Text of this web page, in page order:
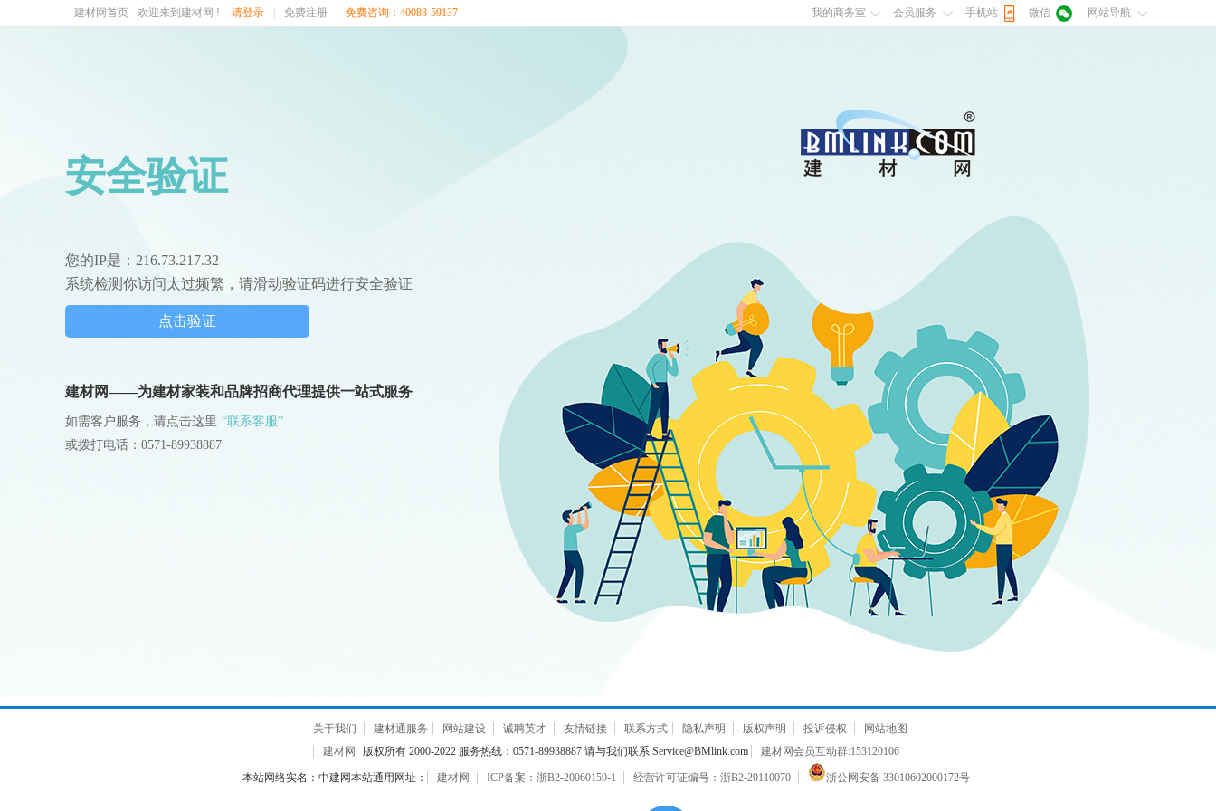
建材网首页 欢迎来到建材网 ! 请登录 免费注册 免费咨询：40088-59137 我的商务室 会员服务 手机站 微信 网站导航
安全验证
您的IP是：216.73.217.32
系统检测你访问太过频繁，请滑动验证码进行安全验证
点击验证
建材网——为建材家装和品牌招商代理提供一站式服务
如需客户服务，请点击这里 “联系客服”
或拨打电话：0571-89938887
关于我们 建材通服务 网站建设 诚聘英才 友情链接 联系方式 隐私声明 版权声明 投诉侵权
网站地图
建材网
版权所有 2000-2022 服务热线：0571-89938887 请与我们联系:Service@BMlink.com 建材网会员互动群:153120106
本站网络实名：中建网本站通用网址： 建材网 ICP备案：浙B2-20060159-1 经营许可证编号：浙B2-20110070 浙公网安备 33010602000172号